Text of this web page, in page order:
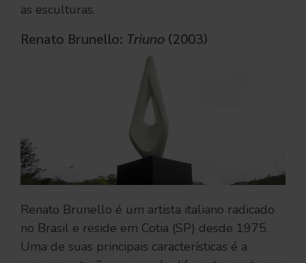
as esculturas.
Renato Brunello: Triuno (2003)
Renato Brunello é um artista italiano radicado
no Brasil e reside em Cotia (SP) desde 1975.
Uma de suas principais características é a